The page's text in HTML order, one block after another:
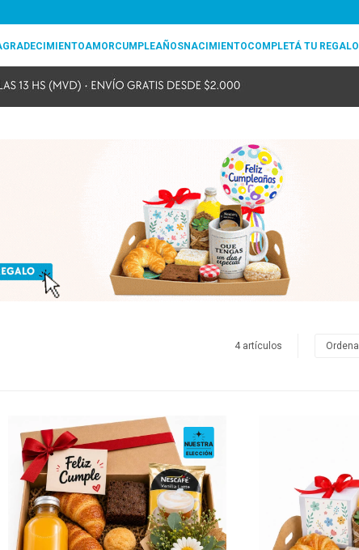
AMORCUMPLEAÑOSNACIMIENTOCOMPLETÁ TU REGALO
4 artículos